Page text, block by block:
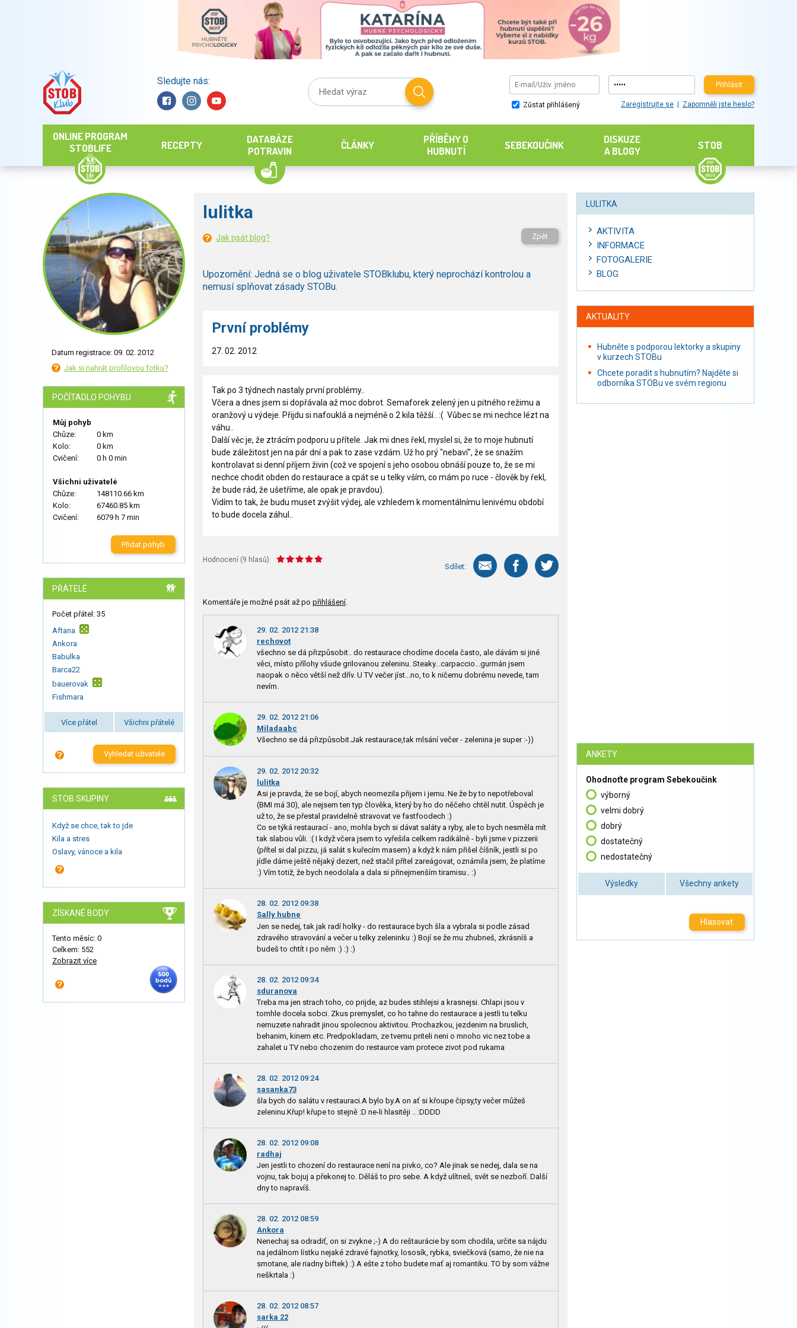
Sledujte nás: Přihlásit
Zůstat přihlášený Zaregistrujte se Zapomněli jste heslo?
ONLINE PROGRAM
STOBLIFE
RECEPTY
DATABÁZE
POTRAVIN
ČLÁNKY
PŘÍBĚHY O
HUBNUTÍ
SEBEKOUČINK
DISKUZE
A BLOGY
STOB
Datum registrace: 09. 02. 2012
Jak si nahrát profilovou fotku?
POČÍTADLO POHYBU
Můj pohyb
Chůze:
0 km
Kolo:
0 km
Cvičení:
0 h 0 min
Všichni uživatelé
Chůze:
148110.66 km
Kolo:
67460.85 km
Cvičení:
6079 h 7 min
Přidat pohyb
PŘÁTELÉ
Počet přátel: 35
Aftana
Ankora
Babulka
Barca22
bauerovak
Fishmara
Více přátel Všichni přátelé
Vyhledat uživatele
STOB SKUPINY
Když se chce, tak to jde
Kila a stres
Oslavy, vánoce a kila
ZÍSKANÉ BODY
Tento měsíc: 0
Celkem: 552
Zobrazit více
lulitka
Jak psát blog? Zpět
Upozornění: Jedná se o blog uživatele STOBklubu, který neprochází kontrolou a
nemusí splňovat zásady STOBu.
První problémy
27. 02. 2012
Tak po 3 týdnech nastaly první problémy..
Včera a dnes jsem si dopřávala až moc dobrot. Semaforek zelený jen u pitného režimu a
oranžový u výdeje. Přijdu si nafouklá a nejméně o 2 kila těžší.. :( Vůbec se mi nechce lézt na
váhu..
Další věc je, že ztrácím podporu u přítele. Jak mi dnes řekl, myslel si, že to moje hubnutí
bude záležitost jen na pár dní a pak to zase vzdám. Už ho prý "nebaví", že se snažím
kontrolavat si denní příjem živin (což ve spojení s jeho osobou obnáší pouze to, že se mi
nechce chodit obden do restaurace a cpát se u telky vším, co mám po ruce - člověk by řekl,
že bude rád, že ušetříme, ale opak je pravdou).
Vidím to tak, že budu muset zvýšit výdej, ale vzhledem k momentálnímu lenivému období
to bude docela záhul..
Hodnocení (9 hlasů):
Sdílet:
Komentáře je možné psát až po přihlášení.
29. 02. 2012 21:38
rechovot
všechno se dá přizpůsobit.. do restaurace chodíme docela často, ale dávám si jiné
věci, místo přílohy všude grilovanou zeleninu. Steaky...carpaccio...gurmán jsem
naopak o něco větší než dřív. U TV večer jíst...no, to k ničemu dobrému nevede, tam
nevím.
29. 02. 2012 21:06
Miladaabc
Všechno se dá přizpůsobit.Jak restaurace,tak mlsání večer - zelenina je super :-))
29. 02. 2012 20:32
lulitka
Asi je pravda, že se bojí, abych neomezila přijem i jemu. Ne že by to nepotřeboval
(BMI má 30), ale nejsem ten typ člověka, který by ho do něčeho chtěl nutit. Úspěch je
už to, že se přestal pravidelně stravovat ve fastfoodech :)
Co se týká restaurací - ano, mohla bych si dávat saláty a ryby, ale to bych nesměla mít
tak slabou vůli. :( I když včera jsem to vyřešila celkem radikálně - byli jsme v pizzerii
(přítel si dal pizzu, já salát s kuřecím masem) a když k nám přišel číšník, jestli si po
jídle dáme ještě nějaký dezert, než stačil přítel zareágovat, oznámila jsem, že platíme
:) Vím totiž, že bych neodolala a dala si přinejmenším tiramisu.. :)
28. 02. 2012 09:38
Sally hubne
Jen se nedej, tak jak radí holky - do restaurace bych šla a vybrala si podle zásad
zdravého stravování a večer u telky zeleninku :) Bojí se že mu zhubneš, zkrásníš a
budeš to chtít i po něm :) :) :)
28. 02. 2012 09:34
sduranova
Treba ma jen strach toho, co prijde, az budes stihlejsi a krasnejsi. Chlapi jsou v
tomhle docela sobci. Zkus premyslet, co ho tahne do restaurace a jestli tu telku
nemuzete nahradit jinou spolecnou aktivitou. Prochazkou, jezdenim na bruslich,
behanim, kinem etc. Predpokladam, ze tvemu priteli neni o mnoho vic nez tobe a
zahalet u TV nebo chozenim do restaurce vam protece zivot pod rukama
28. 02. 2012 09:24
sasanka73
šla bych do salátu v restauraci.A bylo by.A on ať si křoupe čipsy,ty večer můžeš
zeleninu.Křup! křupe to stejně :D ne-li hlasitěji .. :DDDD
28. 02. 2012 09:08
radhaj
Jen jestli to chození do restaurace není na pivko, co? Ale jinak se nedej, dala se na
vojnu, tak bojuj a překonej to. Děláš to pro sebe. A když ulítneš, svět se nezboří. Další
dny to napravíš.
28. 02. 2012 08:59
Ankora
Nenechaj sa odradiť, on si zvykne ;-) A do reštaurácie by som chodila, určite sa nájdu
na jedálnom lístku nejaké zdravé fajnotky, lososík, rybka, sviečková (samo, že nie na
smotane, ale riadny biftek) :) A ešte z toho budete mať aj romantiku. TO by som vážne
neškrtala :)
28. 02. 2012 08:57
sarka 22
LULITKA
AKTIVITA
INFORMACE
FOTOGALERIE
BLOG
AKTUALITY
Hubněte s podporou lektorky a skupiny
v kurzech STOBu
Chcete poradit s hubnutím? Najděte si
odborníka STOBu ve svém regionu
ANKETY
Ohodnoťte program Sebekoučink
výborný
velmi dobrý
dobrý
dostatečný
nedostatečný
Výsledky Všechny ankety
Hlasovat